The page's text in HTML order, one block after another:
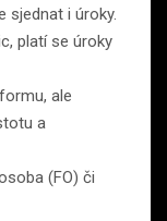
sjednat i úroky.
platí se úroky
ale
a
(FO) či